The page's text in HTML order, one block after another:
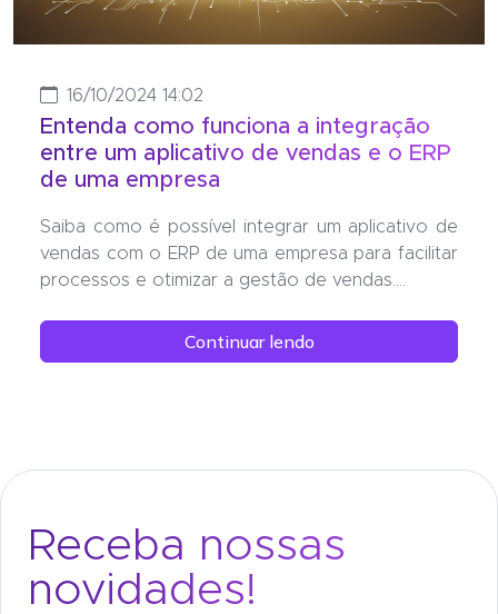
16/10/2024 14:02
Entenda como funciona a integração
entre um aplicativo de vendas e o ERP
de uma empresa
Saiba como é possível integrar um aplicativo de
vendas com o ERP de uma empresa para facilitar
processos e otimizar a gestão de vendas....
Continuar lendo
Receba nossas
novidades!